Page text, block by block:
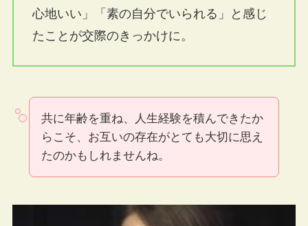
心地いい」「素の自分でいられる」と感じ
たことが交際のきっかけに。
共に年齢を重ね、人生経験を積んできたか
らこそ、お互いの存在がとても大切に思え
たのかもしれませんね。